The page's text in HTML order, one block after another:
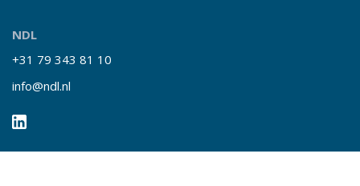
NDL
+31 79 343 81 10
info@ndl.nl